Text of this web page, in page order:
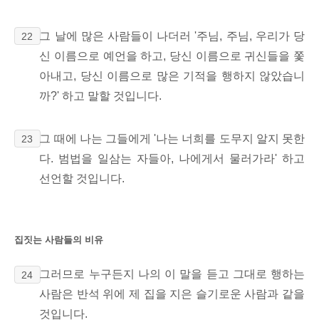
22
그 날에 많은 사람들이 나더러 '주님, 주님, 우리가 당
신 이름으로 예언을 하고, 당신 이름으로 귀신들을 쫓
아내고, 당신 이름으로 많은 기적을 행하지 않았습니
까?' 하고 말할 것입니다.
23
그 때에 나는 그들에게 '나는 너희를 도무지 알지 못한
다. 범법을 일삼는 자들아, 나에게서 물러가라' 하고
선언할 것입니다.
집짓는 사람들의 비유
24
그러므로 누구든지 나의 이 말을 듣고 그대로 행하는
사람은 반석 위에 제 집을 지은 슬기로운 사람과 같을
것입니다.